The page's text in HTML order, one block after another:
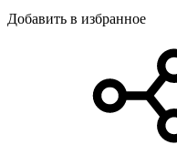
Добавить в избранное